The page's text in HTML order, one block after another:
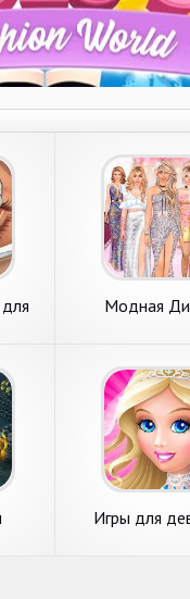
Модная
Игры для